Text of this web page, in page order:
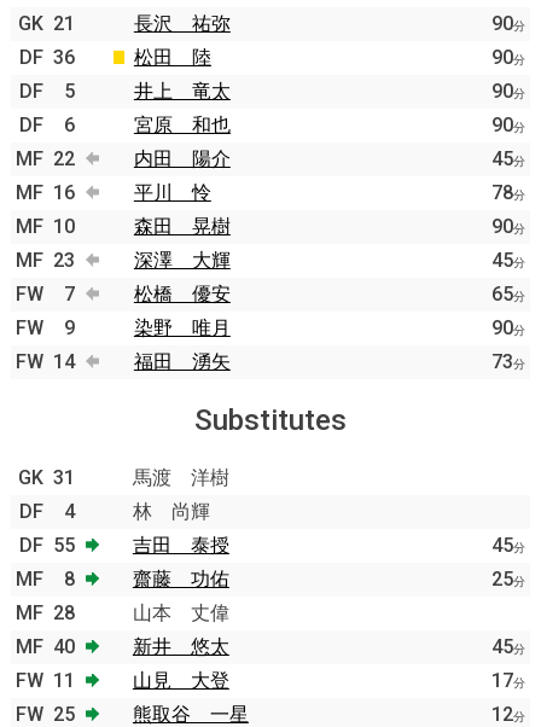
GK 21 長沢 祐弥 90分
DF 36 松田 陸 90分
DF 5 井上 竜太 90分
DF 6 宮原 和也 90分
MF 22 内田 陽介 45分
MF 16 平川 怜 78分
MF 10 森田 晃樹 90分
MF 23 深澤 大輝 45分
FW 7 松橋 優安 65分
FW 9 染野 唯月 90分
FW 14 福田 湧矢 73分
Substitutes
GK 31
馬渡 洋樹
DF
4
林 尚輝
DF 55 吉田 泰授 45分
MF 8 齋藤 功佑 25分
MF 28
山本 丈偉
MF 40 新井 悠太 45分
FW 11 山見 大登 17分
FW 25 熊取谷 一星 12分